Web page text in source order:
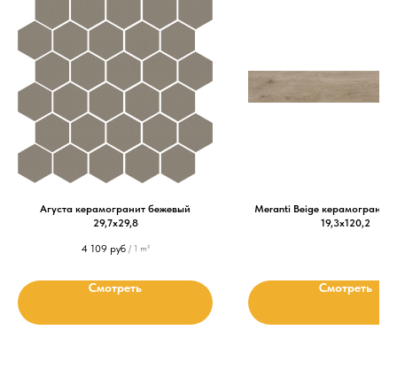
Агуста керамогранит бежевый
29,7х29,8
4 109 руб / 1 m²
Смотреть
Meranti Beige керамогранит
19,3х120,2
Смотреть